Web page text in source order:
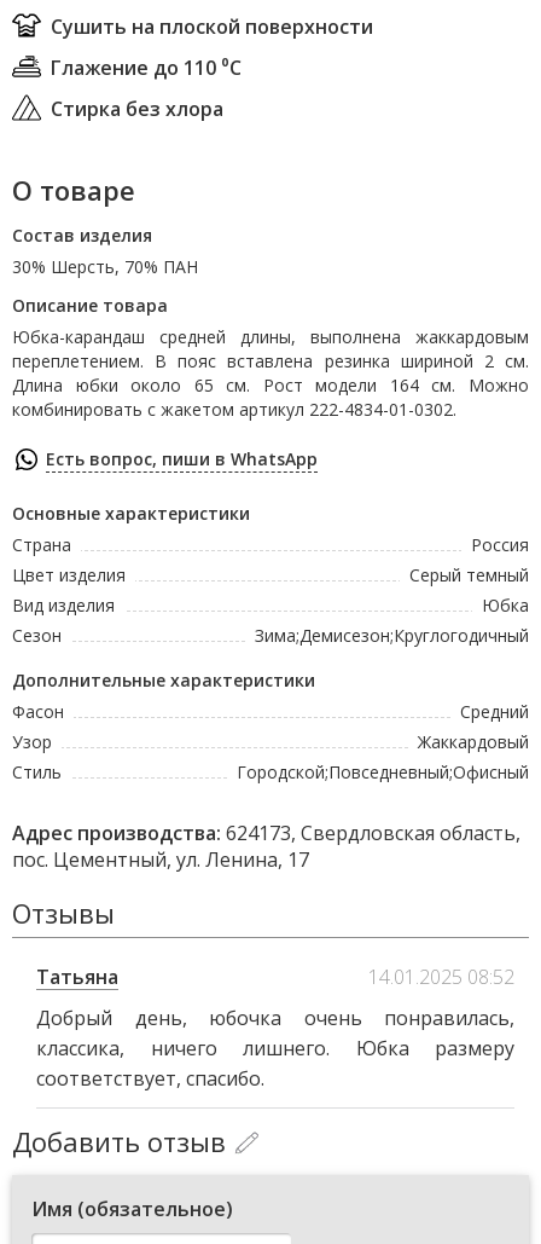
Сушить на плоской поверхности
Глажение до 110 ⁰С
Стирка без хлора
О товаре
Основные характеристики
Страна
Россия
Цвет изделия
Серый темный
Вид изделия
Юбка
Сезон
Зима;Демисезон;Круглогодичный
Дополнительные характеристики
Фасон
Средний
Узор
Жаккардовый
Стиль
Городской;Повседневный;Офисный
Состав изделия
30% Шерсть, 70% ПАН
Описание товара
Юбка-карандаш средней длины, выполнена жаккардовым
переплетением. В пояс вставлена резинка шириной 2 см.
Длина юбки около 65 см. Рост модели 164 см. Можно
комбинировать с жакетом артикул 222-4834-01-0302.
Есть вопрос, пиши в WhatsApp
Адрес производства: 624173, Свердловская область,
пос. Цементный, ул. Ленина, 17
Отзывы
Татьяна
14.01.2025 08:52
Добрый день, юбочка очень понравилась,
классика, ничего лишнего. Юбка размеру
соответствует, спасибо.
Добавить отзыв
Имя (обязательное)